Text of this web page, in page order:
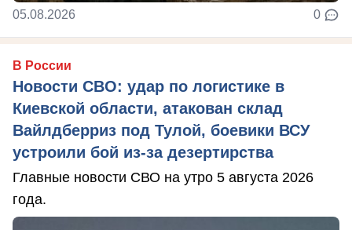
05.08.2026 0
В России
Новости СВО: удар по логистике в
Киевской области, атакован склад
Вайлдберриз под Тулой, боевики ВСУ
устроили бой из-за дезертирства
Главные новости СВО на утро 5 августа 2026
года.